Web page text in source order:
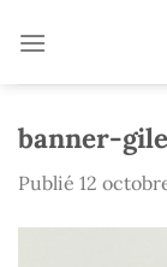
banner-
Publié 12